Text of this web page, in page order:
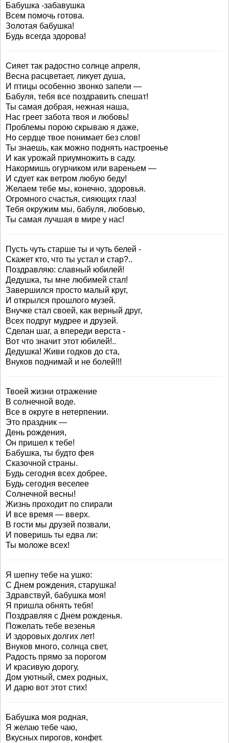
Бабушка -забавушка
Всем помочь готова.
Золотая бабушка!
Будь всегда здорова!
Сияет так радостно солнце апреля,
Весна расцветает, ликует душа,
И птицы особенно звонко запели —
Бабуля, тебя все поздравить спешат!
Ты самая добрая, нежная наша,
Нас греет забота твоя и любовь!
Проблемы порою скрываю я даже,
Но сердце твое понимает без слов!
Ты знаешь, как можно поднять настроенье
И как урожай приумножить в саду.
Накормишь огурчиком или вареньем —
И сдует как ветром любую беду!
Желаем тебе мы, конечно, здоровья.
Огромного счастья, сияющих глаз!
Тебя окружим мы, бабуля, любовью,
Ты самая лучшая в мире у нас!
Пусть чуть старше ты и чуть белей -
Скажет кто, что ты устал и стар?..
Поздравляю: славный юбилей!
Дедушка, ты мне любимей стал!
Завершился просто малый круг,
И открылся прошлого музей.
Внучке стал своей, как верный друг,
Всех подруг мудрее и друзей.
Сделан шаг, а впереди верста -
Вот что значит этот юбилей!..
Дедушка! Живи годков до ста,
Внуков поднимай и не болей!!!
Твоей жизни отражение
В солнечной воде.
Все в округе в нетерпении.
Это праздник —
День рождения,
Он пришел к тебе!
Бабушка, ты будто фея
Сказочной страны.
Будь сегодня всех добрее,
Будь сегодня веселее
Солнечной весны!
Жизнь проходит по спирали
И все время — вверх.
В гости мы друзей позвали,
И поверишь ты едва ли:
Ты моложе всех!
Я шепну тебе на ушко:
С Днем рождения, старушка!
Здравствуй, бабушка моя!
Я пришла обнять тебя!
Поздравляя с Днем рожденья.
Пожелать тебе везенья
И здоровых долгих лет!
Внуков много, солнца свет,
Радость прямо за порогом
И красивую дорогу,
Дом уютный, смех родных,
И дарю вот этот стих!
Бабушка моя родная,
Я желаю тебе чаю,
Вкусных пирогов, конфет.